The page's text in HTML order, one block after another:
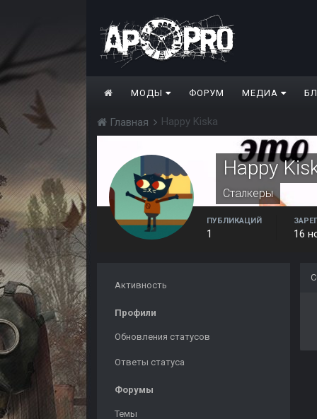
МОДЫ ФОРУМ МЕДИА
Главная Happy Kiska
Happy
Сталкеры
ПУБЛИКАЦИЙ
1 16
Активность
Профили
Обновления статусов
Ответы статуса
Форумы
Темы